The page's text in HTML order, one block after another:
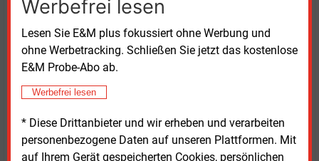
Werbefrei lesen
Lesen Sie E&M plus fokussiert ohne Werbung und
ohne Werbetracking. Schließen Sie jetzt das kostenlose
E&M Probe-Abo ab.
Werbefrei lesen
* Diese Drittanbieter und wir erheben und verarbeiten
personenbezogene Daten auf unseren Plattformen. Mit
auf Ihrem Gerät gespeicherten Cookies, persönlichen
Ob der Gesetzentwurf die Bedenken der Verbände im
offen.
Informationstechnik (BSI) wird mit dem neuen Gesetz
zur zentralen Aufsichtsbehörde für IT-Sicherheit in